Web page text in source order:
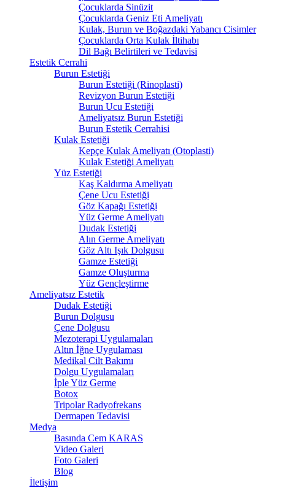
Çocuklarda Sinüzit
Çocuklarda Geniz Eti Ameliyatı
Kulak, Burun ve Boğazdaki Yabancı Cisimler
Çocuklarda Orta Kulak İltihabı
Dil Bağı Belirtileri ve Tedavisi
Estetik Cerrahi
Burun Estetiği
Burun Estetiği (Rinoplasti)
Revizyon Burun Estetiği
Burun Ucu Estetiği
Ameliyatsız Burun Estetiği
Burun Estetik Cerrahisi
Kulak Estetiği
Kepçe Kulak Ameliyatı (Otoplasti)
Kulak Estetiği Ameliyatı
Yüz Estetiği
Kaş Kaldırma Ameliyatı
Çene Ucu Estetiği
Göz Kapağı Estetiği
Yüz Germe Ameliyatı
Dudak Estetiği
Alın Germe Ameliyatı
Göz Altı Işık Dolgusu
Gamze Estetiği
Gamze Oluşturma
Yüz Gençleştirme
Ameliyatsız Estetik
Dudak Estetiği
Burun Dolgusu
Çene Dolgusu
Mezoterapi Uygulamaları
Altın İğne Uygulaması
Medikal Cilt Bakımı
Dolgu Uygulamaları
İple Yüz Germe
Botox
Tripolar Radyofrekans
Dermapen Tedavisi
Medya
Basında Cem KARAS
Video Galeri
Foto Galeri
Blog
İletişim